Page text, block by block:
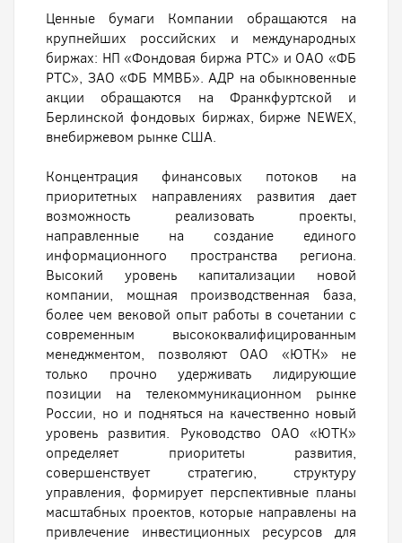
Ценные бумаги Компании обращаются на
крупнейших российских и международных
биржах: НП «Фондовая биржа РТС» и ОАО «ФБ
РТС», ЗАО «ФБ ММВБ». АДР на обыкновенные
акции обращаются на Франкфуртской и
Берлинской фондовых биржах, бирже NEWEX,
внебиржевом рынке США.
Концентрация финансовых потоков на
приоритетных направлениях развития дает
возможность реализовать проекты,
направленные на создание единого
информационного пространства региона.
Высокий уровень капитализации новой
компании, мощная производственная база,
более чем вековой опыт работы в сочетании с
современным высококвалифицированным
менеджментом, позволяют ОАО «ЮТК» не
только прочно удерживать лидирующие
позиции на телекоммуникационном рынке
России, но и подняться на качественно новый
уровень развития. Руководство ОАО «ЮТК»
определяет приоритеты развития,
совершенствует стратегию, структуру
управления, формирует перспективные планы
масштабных проектов, которые направлены на
привлечение инвестиционных ресурсов для